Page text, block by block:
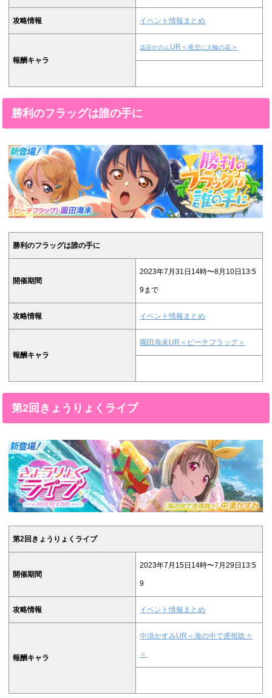
攻略情報 イベント情報まとめ
報酬キャラ
澁谷かのんUR＜夜空に大輪の花 ＞
勝利のフラッグは誰の手に
勝利のフラッグは誰の手に
開催期間
2023年7月31日14時〜8月10日13:5
9まで
攻略情報 イベント情報まとめ
報酬キャラ
園田海未UR＜ビーチフラッグ＞
第2回きょうりょくライブ
第2回きょうりょくライブ
開催期間
2023年7月15日14時〜7月29日13:5
9
攻略情報 イベント情報まとめ
報酬キャラ
中須かすみUR＜海の中で虎視眈々
＞